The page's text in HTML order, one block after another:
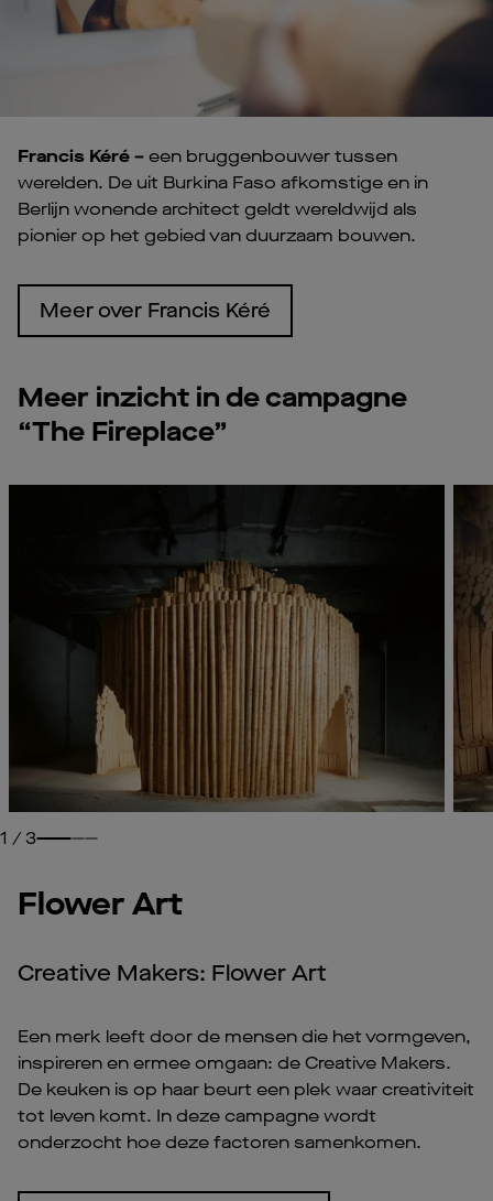
Francis Kéré –een bruggenbouwer tussen
werelden. De uit Burkina Faso afkomstige en in
Berlijn wonende architect geldt wereldwijd als
pionier op het gebied van duurzaam bouwen.
Meer over Francis Kéré
Meer inzicht in de campagne
“The Fireplace”
1 / 3
Flower Art
Creative Makers: Flower Art
Een merk leeft door de mensen die het vormgeven,
inspireren en ermee omgaan: de Creative Makers.
De keuken is op haar beurt een plek waar creativiteit
tot leven komt. In deze campagne wordt
onderzocht hoe deze factoren samenkomen.